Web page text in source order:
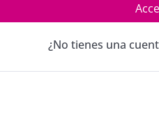
¿No tienes una